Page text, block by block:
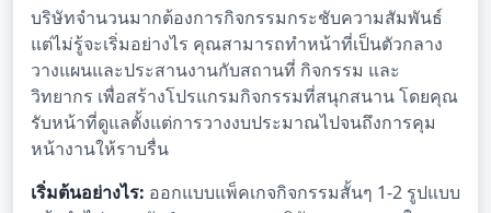
บริษัทจำนวนมากต้องการกิจกรรมกระชับความสัมพันธ์
แต่ไม่รู้จะเริ่มอย่างไร คุณสามารถทำหน้าที่เป็นตัวกลาง
วางแผนและประสานงานกับสถานที่ กิจกรรม และ
วิทยากร เพื่อสร้างโปรแกรมกิจกรรมที่สนุกสนาน โดยคุณ
รับหน้าที่ดูแลตั้งแต่การวางงบประมาณไปจนถึงการคุม
หน้างานให้ราบรื่น
เริ่มต้นอย่างไร: ออกแบบแพ็คเกจกิจกรรมสั้นๆ 1-2 รูปแบบ